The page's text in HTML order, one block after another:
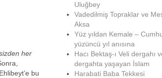
her
bu
Uluğbey
Vadedilmiş Topraklar ve
Aksa
Yüz yıldan Kemale –
yüzüncü yıl anısına
Hacı Bektaş-ı Veli dergahı
dergahta yaşayan İslam
Harabati Baba Tekkesi